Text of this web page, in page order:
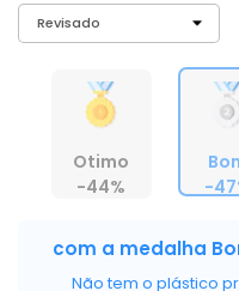
Otimo
-44%
-
com a medalha
Não tem o plástico